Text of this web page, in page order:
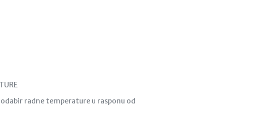
radne temperature u rasponu od